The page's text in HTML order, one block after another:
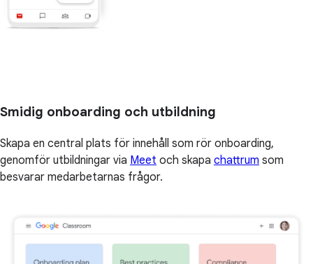
Smidig onboarding och utbildning
Skapa en central plats för innehåll som rör onboarding,
genomför utbildningar via Meet och skapa chattrum som
besvarar medarbetarnas frågor.